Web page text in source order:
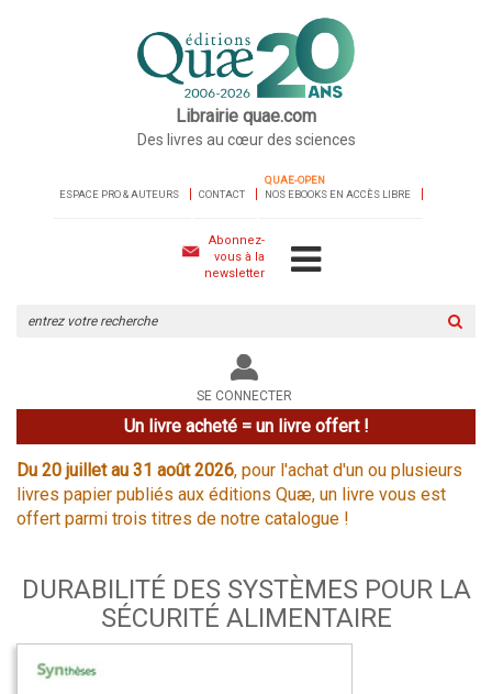
Librairie quae.com
Des livres au cœur des sciences
ESPACE PRO & AUTEURS CONTACT
QUAE-OPEN
NOS EBOOKS EN ACCÈS LIBRE
Abonnez-
vous à la
newsletter
le
site
SE CONNECTER
Un livre acheté = un livre offert !
Du 20 juillet au 31 août 2026, pour l'achat d'un ou plusieurs
livres papier publiés aux éditions Quæ, un livre vous est
offert parmi trois titres de notre catalogue !
DURABILITÉ DES SYSTÈMES POUR LA
SÉCURITÉ ALIMENTAIRE